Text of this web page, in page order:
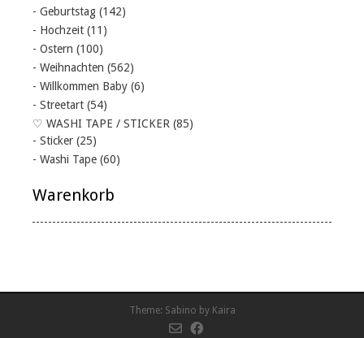
- Geburtstag (142)
- Hochzeit (11)
- Ostern (100)
- Weihnachten (562)
- Willkommen Baby (6)
- Streetart (54)
♡ WASHI TAPE / STICKER (85)
- Sticker (25)
- Washi Tape (60)
Warenkorb
Theme: Sabino by Kaira